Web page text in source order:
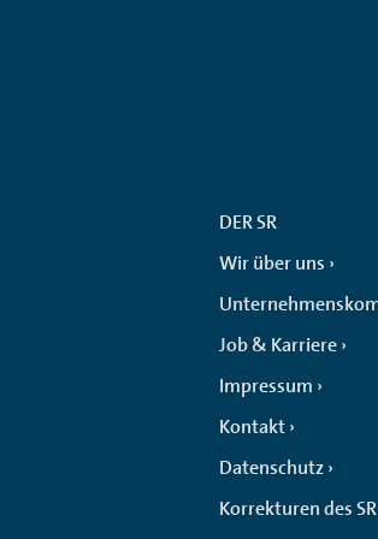
DER SR
Wir über uns
Job & Karriere
Impressum
Kontakt
Datenschutz
Korrekturen des SR